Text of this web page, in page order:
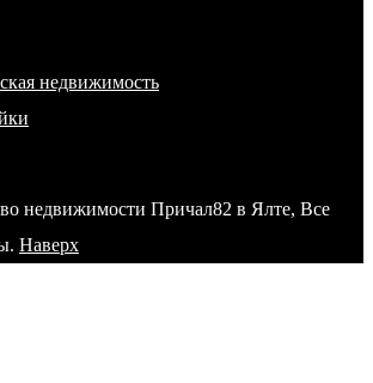
недвижимость
недвижимости Причал82 в Ялте, Все
Наверх